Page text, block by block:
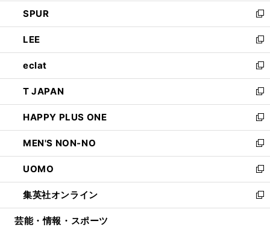
で
開
く
ド
ウ
で
開
く
ウ
ィ
ン
ド
ウ
で
開
く
し
い
ウ
ィ
ン
ド
ウ
で
開
く
SPUR
新
し
い
ウ
ィ
ン
ド
ウ
で
開
く
LEE
新
し
い
ウ
ィ
ン
ド
ウ
で
開
く
eclat
新
し
い
ウ
ィ
ン
ド
ウ
で
開
く
T JAPAN
新
し
い
ウ
ィ
ン
ド
ウ
で
開
HAPPY PLUS ONE
新
し
い
ウ
ィ
ン
ド
ウ
MEN'S NON-NO
新
し
い
ウ
ィ
ン
UOMO
新
し
い
ウ
集英社オンライン
新
し
芸能・情報・スポーツ